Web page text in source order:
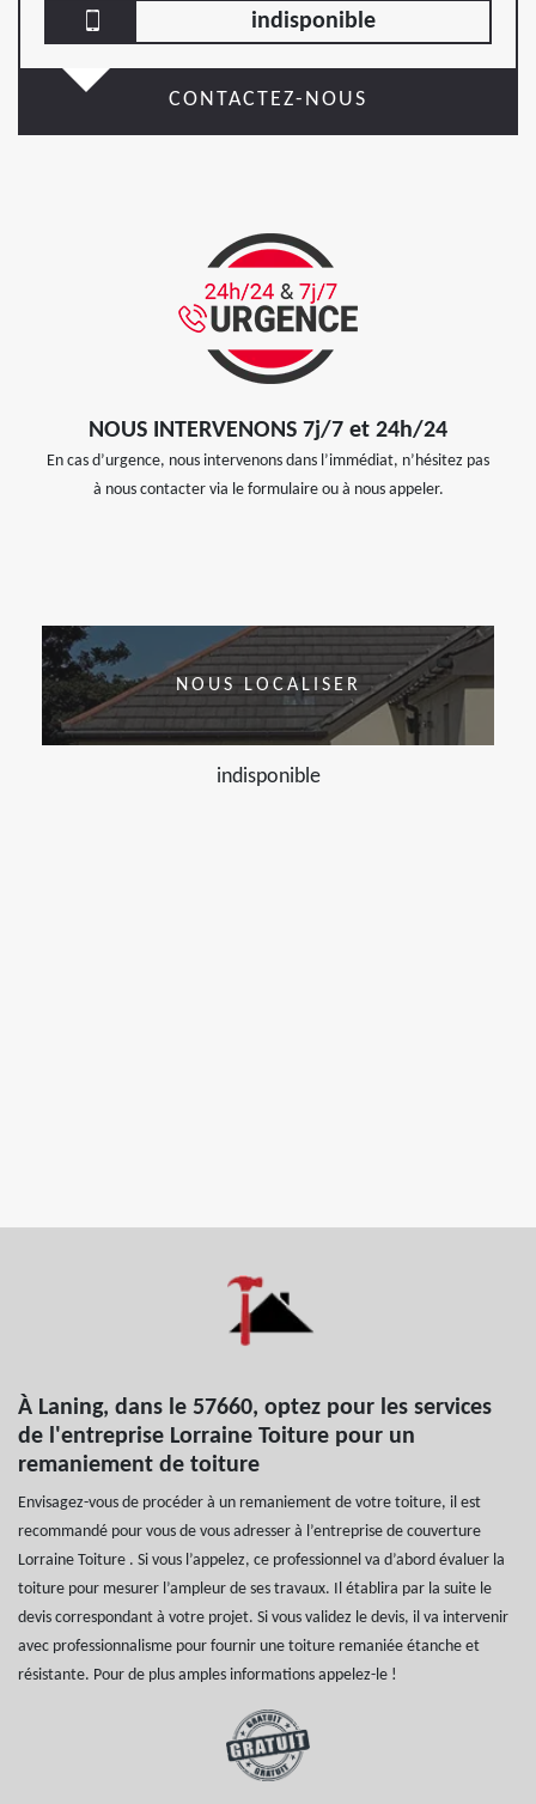
indisponible
CONTACTEZ-NOUS
NOUS INTERVENONS 7j/7 et 24h/24
En cas d’urgence, nous intervenons dans l’immédiat, n’hésitez pas
à nous contacter via le formulaire ou à nous appeler.
NOUS LOCALISER
indisponible
À Laning, dans le 57660, optez pour les services
de l'entreprise Lorraine Toiture pour un
remaniement de toiture
Envisagez-vous de procéder à un remaniement de votre toiture, il est
recommandé pour vous de vous adresser à l’entreprise de couverture
Lorraine Toiture . Si vous l’appelez, ce professionnel va d’abord évaluer la
toiture pour mesurer l’ampleur de ses travaux. Il établira par la suite le
devis correspondant à votre projet. Si vous validez le devis, il va intervenir
avec professionnalisme pour fournir une toiture remaniée étanche et
résistante. Pour de plus amples informations appelez-le !